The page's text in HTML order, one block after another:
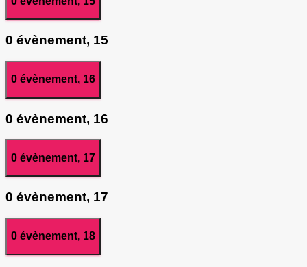
0 évènement, 15
0 évènement, 16
0 évènement, 16
0 évènement, 17
0 évènement, 17
0 évènement, 18